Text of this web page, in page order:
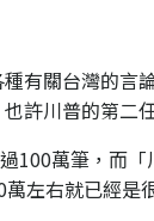
有關台灣的言
許川普的第二
萬筆，而
左右就已經是